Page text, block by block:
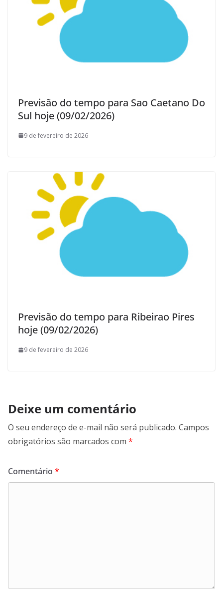
Previsão do tempo para Sao Caetano Do
Sul hoje (09/02/2026)
9 de fevereiro de 2026
Previsão do tempo para Ribeirao Pires
hoje (09/02/2026)
9 de fevereiro de 2026
Deixe um comentário
O seu endereço de e-mail não será publicado. Campos
obrigatórios são marcados com *
Comentário *